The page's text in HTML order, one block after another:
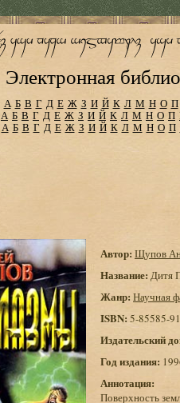
Электронная
А Б В Г Д Е Ж З И Й К Л М Н О П
А Б В Г Д Е Ж З И Й К Л М Н О П
А Б В Г Д Е Ж З И Й К Л М Н О П
Автор: Щупов
Название: Дитя
Жанр: Научная
ISBN: 5-85585-
Издательский
Год издания:
Аннотация:
Поверхность